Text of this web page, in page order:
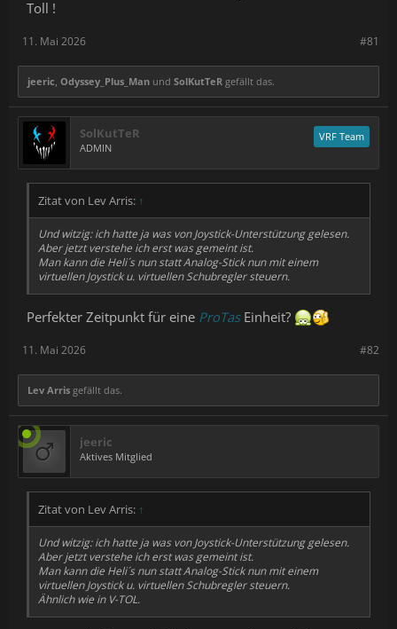
Toll !
#81
11. Mai 2026
jeeric, Odyssey_Plus_Man und SolKutTeR gefällt das.
SolKutTeR
ADMIN
VRF Team
Zitat von Lev Arris: ↑
Und witzig: ich hatte ja was von Joystick-Unterstützung gelesen.
Aber jetzt verstehe ich erst was gemeint ist.
Man kann die Heli´s nun statt Analog-Stick nun mit einem
virtuellen Joystick u. virtuellen Schubregler steuern.
Perfekter Zeitpunkt für eine ProTas Einheit?
#82
11. Mai 2026
Lev Arris gefällt das.
jeeric
Aktives Mitglied
Zitat von Lev Arris: ↑
Und witzig: ich hatte ja was von Joystick-Unterstützung gelesen.
Aber jetzt verstehe ich erst was gemeint ist.
Man kann die Heli´s nun statt Analog-Stick nun mit einem
virtuellen Joystick u. virtuellen Schubregler steuern.
Ähnlich wie in V-TOL.